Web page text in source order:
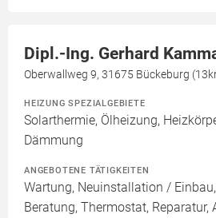
Dipl.-Ing. Gerhard
Oberwallweg 9, 31675 Bückeburg
HEIZUNG SPEZIALGEBIETE
Solarthermie, Ölheizung,
Dämmung
ANGEBOTENE TÄTIGKEITEN
Wartung, Neuinstallation /
Beratung, Thermostat, Reparatur,